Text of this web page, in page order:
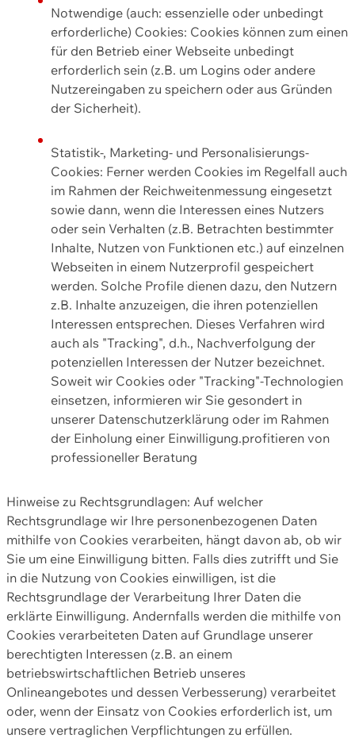
Notwendige (auch: essenzielle oder unbedingt
erforderliche) Cookies: Cookies können zum einen
für den Betrieb einer Webseite unbedingt
erforderlich sein (z.B. um Logins oder andere
Nutzereingaben zu speichern oder aus Gründen
der Sicherheit).
Statistik-, Marketing- und Personalisierungs-
Cookies: Ferner werden Cookies im Regelfall auch
im Rahmen der Reichweitenmessung eingesetzt
sowie dann, wenn die Interessen eines Nutzers
oder sein Verhalten (z.B. Betrachten bestimmter
Inhalte, Nutzen von Funktionen etc.) auf einzelnen
Webseiten in einem Nutzerprofil gespeichert
werden. Solche Profile dienen dazu, den Nutzern
z.B. Inhalte anzuzeigen, die ihren potenziellen
Interessen entsprechen. Dieses Verfahren wird
auch als "Tracking", d.h., Nachverfolgung der
potenziellen Interessen der Nutzer bezeichnet.
Soweit wir Cookies oder "Tracking"-Technologien
einsetzen, informieren wir Sie gesondert in
unserer Datenschutzerklärung oder im Rahmen
der Einholung einer Einwilligung.profitieren von
professioneller Beratung
Hinweise zu Rechtsgrundlagen: Auf welcher
Rechtsgrundlage wir Ihre personenbezogenen Daten
mithilfe von Cookies verarbeiten, hängt davon ab, ob wir
Sie um eine Einwilligung bitten. Falls dies zutrifft und Sie
in die Nutzung von Cookies einwilligen, ist die
Rechtsgrundlage der Verarbeitung Ihrer Daten die
erklärte Einwilligung. Andernfalls werden die mithilfe von
Cookies verarbeiteten Daten auf Grundlage unserer
berechtigten Interessen (z.B. an einem
betriebswirtschaftlichen Betrieb unseres
Onlineangebotes und dessen Verbesserung) verarbeitet
oder, wenn der Einsatz von Cookies erforderlich ist, um
unsere vertraglichen Verpflichtungen zu erfüllen.